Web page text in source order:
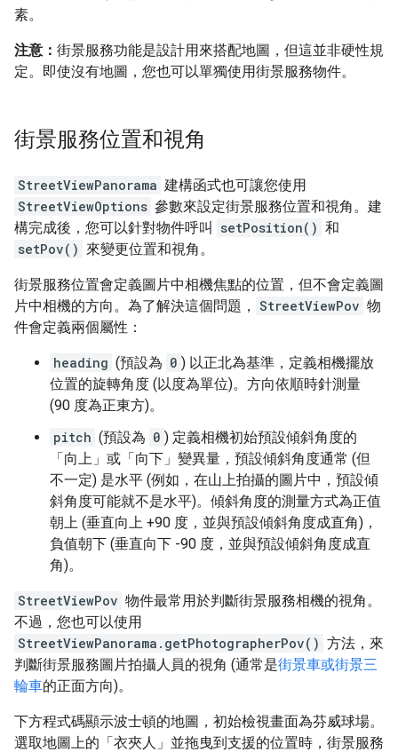
素。
注意： 街景服務功能是設計用來搭配地圖，但這並非硬性規
定。即使沒有地圖，您也可以單獨使用街景服務物件。
街景服務位置和視角
StreetViewPanorama 建構函式也可讓您使用
StreetViewOptions 參數來設定街景服務位置和視角。建
構完成後，您可以針對物件呼叫
setPosition() 和
setPov() 來變更位置和視角。
街景服務位置會定義圖片中相機焦點的位置，但不會定義圖
片中相機的方向。為了解決這個問題， StreetViewPov 物
件會定義兩個屬性：
heading (預設為 0 ) 以正北為基準，定義相機擺放
位置的旋轉角度 (以度為單位)。方向依順時針測量
(90 度為正東方)。
pitch (預設為 0 ) 定義相機初始預設傾斜角度的
「向上」或「向下」變異量，預設傾斜角度通常 (但
不一定) 是水平 (例如，在山上拍攝的圖片中，預設傾
斜角度可能就不是水平)。傾斜角度的測量方式為正值
朝上 (垂直向上 +90 度，並與預設傾斜角度成直角)，
負值朝下 (垂直向下 -90 度，並與預設傾斜角度成直
角)。
StreetViewPov 物件最常用於判斷街景服務相機的視角。
不過，您也可以使用
StreetViewPanorama.getPhotographerPov() 方法，來
判斷街景服務圖片拍攝人員的視角 (通常是街景車或街景三
輪車的正面方向)。
下方程式碼顯示波士頓的地圖，初始檢視畫面為芬威球場。
選取地圖上的「衣夾人」並拖曳到支援的位置時，街景服務